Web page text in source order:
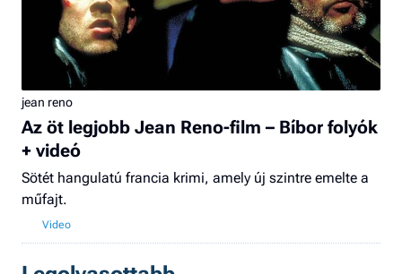
jean reno
Az öt legjobb Jean Reno-film – Bíbor folyók
+ videó
Sötét hangulatú francia krimi, amely új szintre emelte a
műfajt.